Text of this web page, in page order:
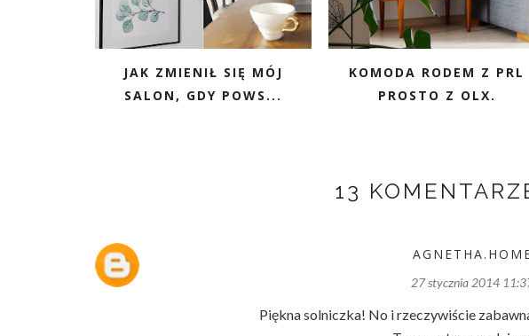
JAK ZMIENIŁ SIĘ MÓJ
SALON, GDY POWS...
KOMODA RODEM Z PRL
PROSTO Z OLX.
13
27 stycznia 2014
Piękna solniczka! No i rzeczywiście